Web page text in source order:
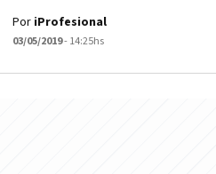
Por iProfesional
03/05/2019- 14:25hs